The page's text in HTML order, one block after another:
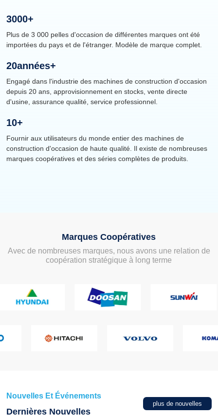
3000+
Plus de 3 000 pelles d'occasion de différentes marques ont été
importées du pays et de l'étranger. Modèle de marque complet.
20Années+
Engagé dans l'industrie des machines de construction d'occasion
depuis 20 ans, approvisionnement en stocks, vente directe
d'usine, assurance qualité, service professionnel.
10+
Fournir aux utilisateurs du monde entier des machines de
construction d'occasion de haute qualité. Il existe de nombreuses
marques coopératives et des séries complètes de produits.
Marques Coopératives
Avec de nombreuses marques, nous avons une relation de
coopération stratégique à long terme
Nouvelles Et Événements
Dernières Nouvelles
plus de nouvelles